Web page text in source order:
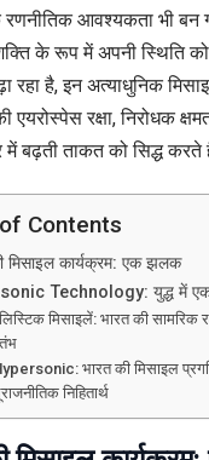
रणनीतिक आवश्यकता भी
के रूप में अपनी स्थिति
रहा है, इन अत्याधुनिक
रक्षा, निरोधक
में बढ़ती ताकत को सिद्ध करते
Contents
मिसाइल कार्यक्रम: एक झलक
Technology: युद्ध में
मिसाइलें: भारत की सामरिक
भारत की मिसाइल
निहितार्थ